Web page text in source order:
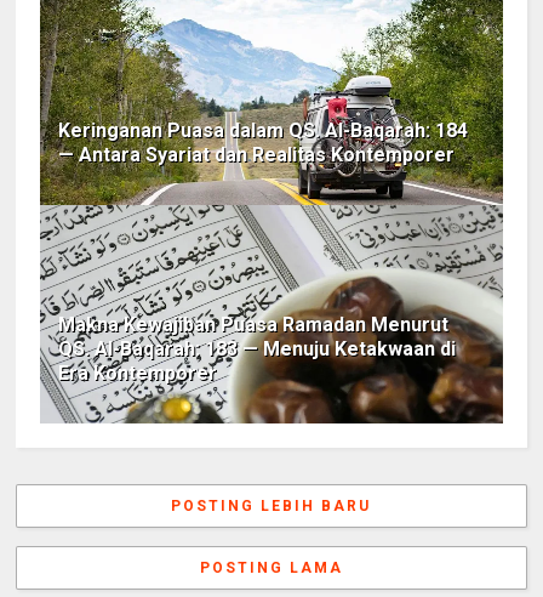
Keringanan Puasa dalam QS. Al-Baqarah: 184
— Antara Syariat dan Realitas Kontemporer
Makna Kewajiban Puasa Ramadan Menurut
QS. Al-Baqarah: 183 — Menuju Ketakwaan di
Era Kontemporer
POSTING LEBIH BARU
POSTING LAMA